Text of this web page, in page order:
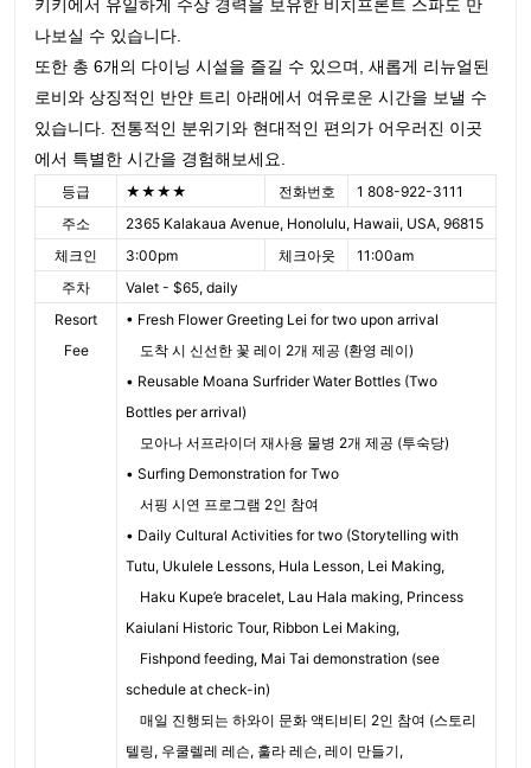
키키에서 유일하게 수상 경력을 보유한 비치프론트 스파도 만
나보실 수 있습니다.
또한 총 6개의 다이닝 시설을 즐길 수 있으며, 새롭게 리뉴얼된
로비와 상징적인 반얀 트리 아래에서 여유로운 시간을 보낼 수
있습니다. 전통적인 분위기와 현대적인 편의가 어우러진 이곳
에서 특별한 시간을 경험해보세요.
등급 ★★★★ 전화번호
1 808-922-3111
주소
2365 Kalakaua Avenue, Honolulu, Hawaii, USA, 96815
체크인
3:00pm 체크아웃
11:00am
주차
Valet - $65, daily
Resort
Fee
• Fresh Flower Greeting Lei for two upon arrival
도착 시 신선한 꽃 레이 2개 제공 (환영 레이)
• Reusable Moana Surfrider Water Bottles (Two
Bottles per arrival)
모아나 서프라이더 재사용 물병 2개 제공 (투숙당)
• Surfing Demonstration for Two
서핑 시연 프로그램 2인 참여
• Daily Cultural Activities for two (Storytelling with
Tutu, Ukulele Lessons, Hula Lesson, Lei Making,
Haku Kupe’e bracelet, Lau Hala making, Princess
Kaiulani Historic Tour, Ribbon Lei Making,
Fishpond feeding, Mai Tai demonstration (see
schedule at check-in)
매일 진행되는 하와이 문화 액티비티 2인 참여 (스토리
텔링, 우쿨렐레 레슨, 훌라 레슨, 레이 만들기,